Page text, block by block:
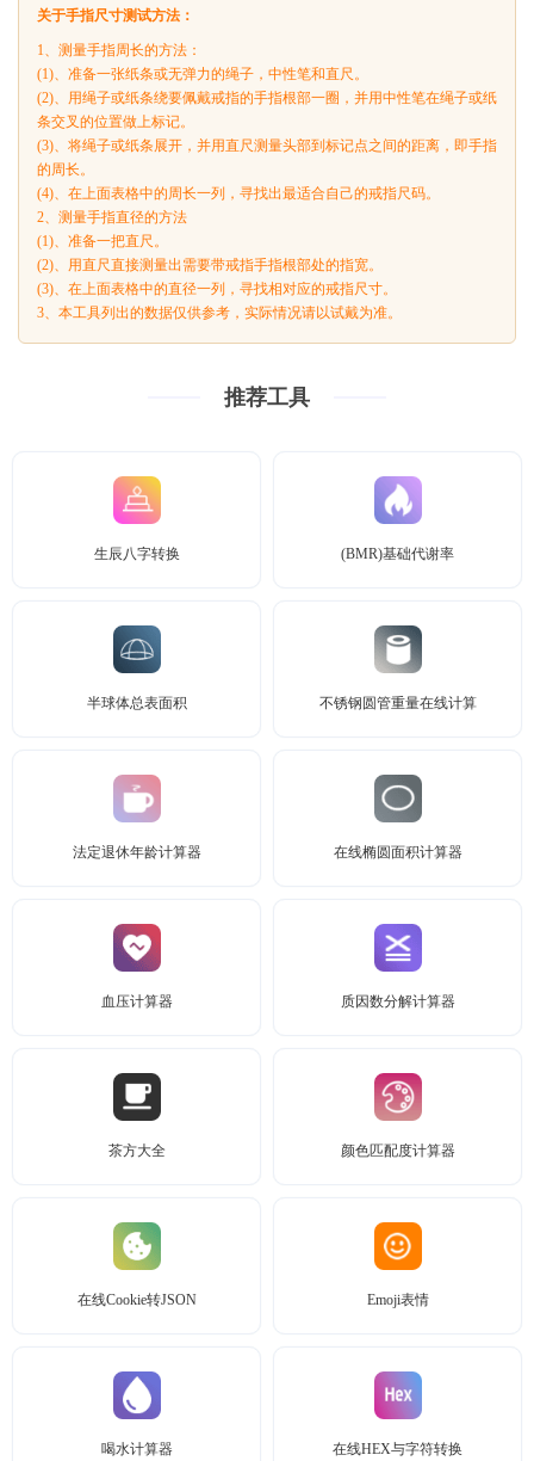
关于手指尺寸测试方法：
1、测量手指周长的方法：
(1)、准备一张纸条或无弹力的绳子，中性笔和直尺。
(2)、用绳子或纸条绕要佩戴戒指的手指根部一圈，并用中性笔在绳子或纸
条交叉的位置做上标记。
(3)、将绳子或纸条展开，并用直尺测量头部到标记点之间的距离，即手指
的周长。
(4)、在上面表格中的周长一列，寻找出最适合自己的戒指尺码。
2、测量手指直径的方法
(1)、准备一把直尺。
(2)、用直尺直接测量出需要带戒指手指根部处的指宽。
(3)、在上面表格中的直径一列，寻找相对应的戒指尺寸。
3、本工具列出的数据仅供参考，实际情况请以试戴为准。
推荐工具
生辰八字转换 (BMR)基础代谢率
半球体总表面积 不锈钢圆管重量在线计算
法定退休年龄计算器 在线椭圆面积计算器
血压计算器 质因数分解计算器
茶方大全 颜色匹配度计算器
在线Cookie转JSON Emoji表情
喝水计算器 在线HEX与字符转换